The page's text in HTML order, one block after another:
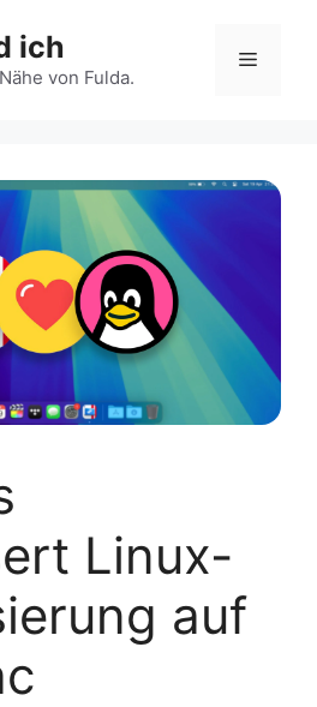
ich
von Fulda.
Menü
Linux-
auf